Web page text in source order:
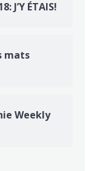
J’Y ÉTAIS!
mats
Weekly